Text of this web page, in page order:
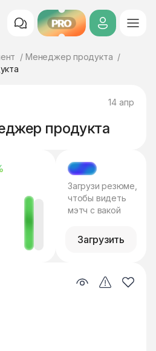
PRO
Менеджер продукта
14 апр
продукта
МЭТЧ
Загрузи резюме,
чтобы видеть
мэтч с вакой
Загрузить